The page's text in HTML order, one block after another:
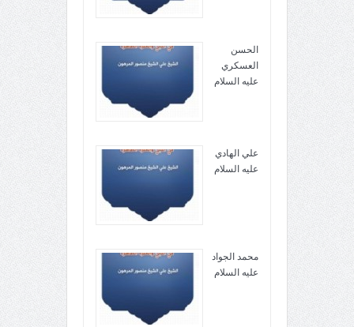
الحسن
العسكري
عليه السلام
علي الهادي
عليه السلام
محمد الجواد
عليه السلام